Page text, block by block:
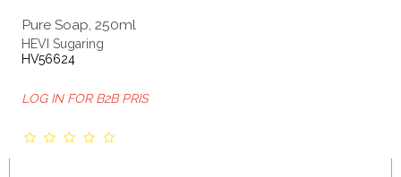
Pure Soap, 250ml
HEVI Sugaring
HV56624
LOG IN FOR B2B PRIS